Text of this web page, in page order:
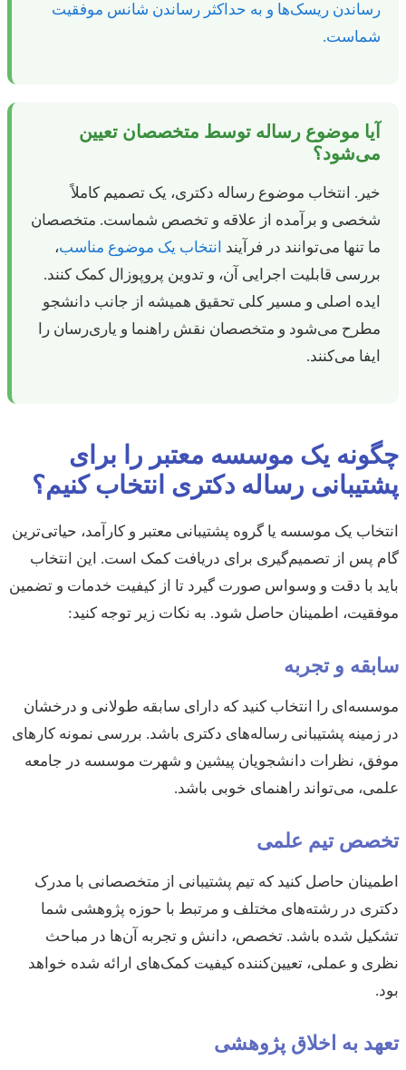
رساندن ریسک‌ها و به حداکثر رساندن شانس موفقیت
شماست.
آیا موضوع رساله توسط متخصصان تعیین
می‌شود؟
خیر. انتخاب موضوع رساله دکتری، یک تصمیم کاملاً
شخصی و برآمده از علاقه و تخصص شماست. متخصصان
ما تنها می‌توانند در فرآیند انتخاب یک موضوع مناسب،
بررسی قابلیت اجرایی آن، و تدوین پروپوزال کمک کنند.
ایده اصلی و مسیر کلی تحقیق همیشه از جانب دانشجو
مطرح می‌شود و متخصصان نقش راهنما و یاری‌رسان را
ایفا می‌کنند.
چگونه یک موسسه معتبر را برای
پشتیبانی رساله دکتری انتخاب کنیم؟
انتخاب یک موسسه یا گروه پشتیبانی معتبر و کارآمد، حیاتی‌ترین
گام پس از تصمیم‌گیری برای دریافت کمک است. این انتخاب
باید با دقت و وسواس صورت گیرد تا از کیفیت خدمات و تضمین
موفقیت، اطمینان حاصل شود. به نکات زیر توجه کنید:
سابقه و تجربه
موسسه‌ای را انتخاب کنید که دارای سابقه طولانی و درخشان
در زمینه پشتیبانی رساله‌های دکتری باشد. بررسی نمونه کارهای
موفق، نظرات دانشجویان پیشین و شهرت موسسه در جامعه
علمی، می‌تواند راهنمای خوبی باشد.
تخصص تیم علمی
اطمینان حاصل کنید که تیم پشتیبانی از متخصصانی با مدرک
دکتری در رشته‌های مختلف و مرتبط با حوزه پژوهشی شما
تشکیل شده باشد. تخصص، دانش و تجربه آن‌ها در مباحث
نظری و عملی، تعیین‌کننده کیفیت کمک‌های ارائه شده خواهد
بود.
تعهد به اخلاق پژوهشی